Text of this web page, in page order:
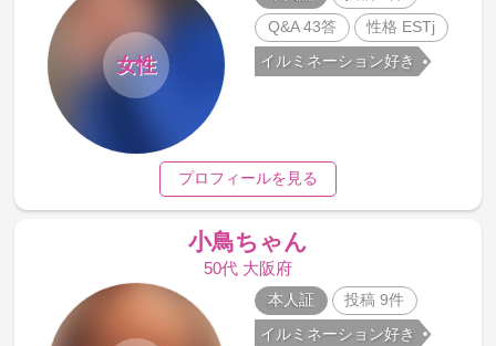
女性
Q&A 43答
性格 ESTj
イルミネーション好き
プロフィールを見る
小鳥ちゃん
50代 大阪府
本人証 投稿 9件
イルミネーション好き